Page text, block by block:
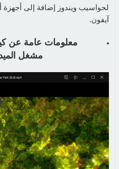
لحواسيب ويندوز إضافة إلى أجهزة
آيفون.
معلومات عامة عن
مشغل الميديا